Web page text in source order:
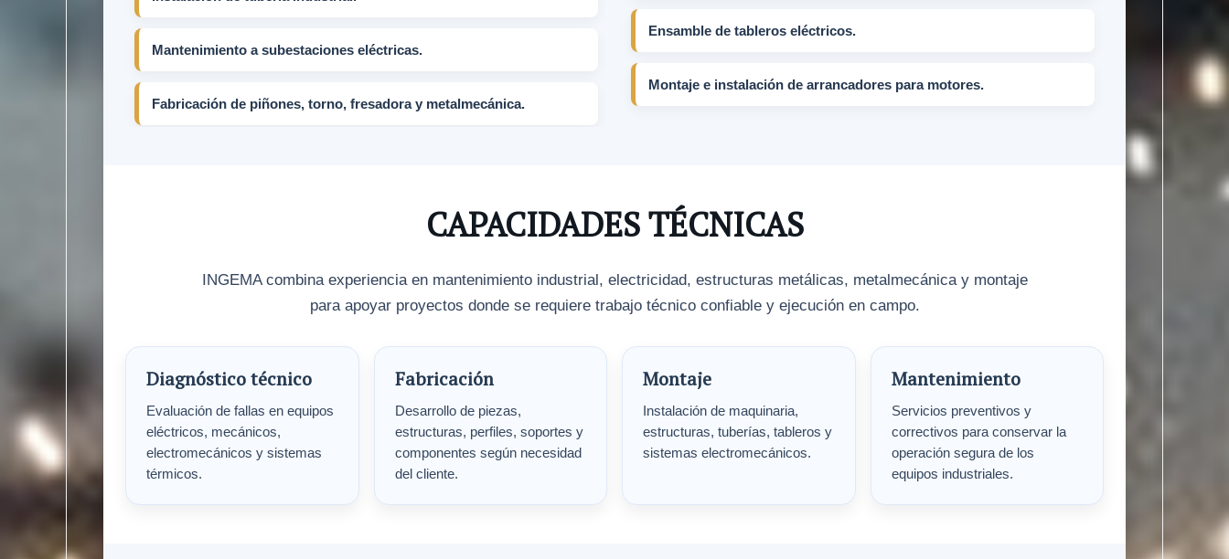
Mantenimiento a subestaciones eléctricas.
Fabricación de piñones, torno, fresadora y metalmecánica.
Ensamble de tableros eléctricos.
Montaje e instalación de arrancadores para motores.
CAPACIDADES TÉCNICAS
INGEMA combina experiencia en mantenimiento industrial, electricidad, estructuras metálicas, metalmecánica y montaje
para apoyar proyectos donde se requiere trabajo técnico confiable y ejecución en campo.
Diagnóstico técnico
Evaluación de fallas en equipos
eléctricos, mecánicos,
electromecánicos y sistemas
térmicos.
Fabricación
Desarrollo de piezas,
estructuras, perfiles, soportes y
componentes según necesidad
del cliente.
Montaje
Instalación de maquinaria,
estructuras, tuberías, tableros y
sistemas electromecánicos.
Mantenimiento
Servicios preventivos y
correctivos para conservar la
operación segura de los
equipos industriales.